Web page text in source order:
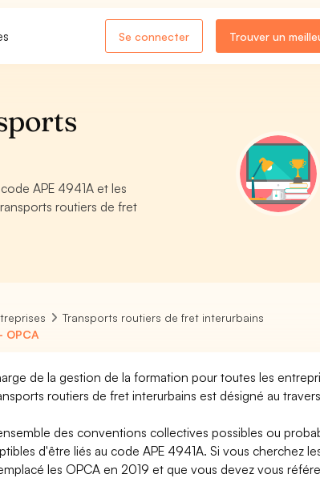
Se connecter Trouver un
APE 4941A et les
routiers de fret
Transports routiers de fret interurbains
OPCA
de la gestion de la formation pour toutes les
routiers de fret interurbains est désigné au
des conventions collectives possibles ou
d'être liés au code APE 4941A. Si vous cherchez
les OPCA en 2019 et que vous devez vous